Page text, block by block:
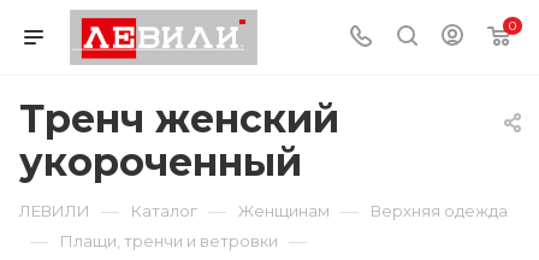
0
Тренч женский
укороченный
ЛЕВИЛИ — Каталог — Женщинам — Верхняя одежда
— Плащи, тренчи и ветровки —